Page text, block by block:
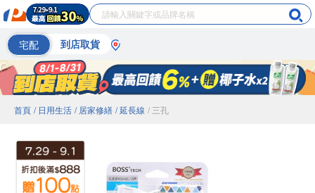
宅配 到店取貨
首頁 / 日用生活 / 居家修繕 / 延長線 / 三孔